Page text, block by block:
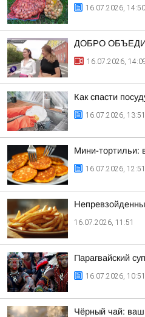
16.07.2026, 14:50
ДОБРО
16.07.2026,
Как спасти
16.07.2026, 13:51
Мини-тортильи:
16.07.2026, 12:51
16.07.2026, 11:51
Парагвайский
16.07.2026, 10:51
Чёрный чай: ваш